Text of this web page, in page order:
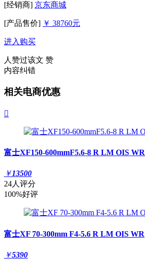
[经销商] 京东商城
[产品售价] ￥ 38760元
进入购买
人赞过该文 赞
内容纠错
相关电商优惠

富士XF150-600mmF5.6-8 R LM OIS WR
￥13500
24人评分
100%好评
富士XF 70-300mm F4-5.6 R LM OIS WR
￥5390